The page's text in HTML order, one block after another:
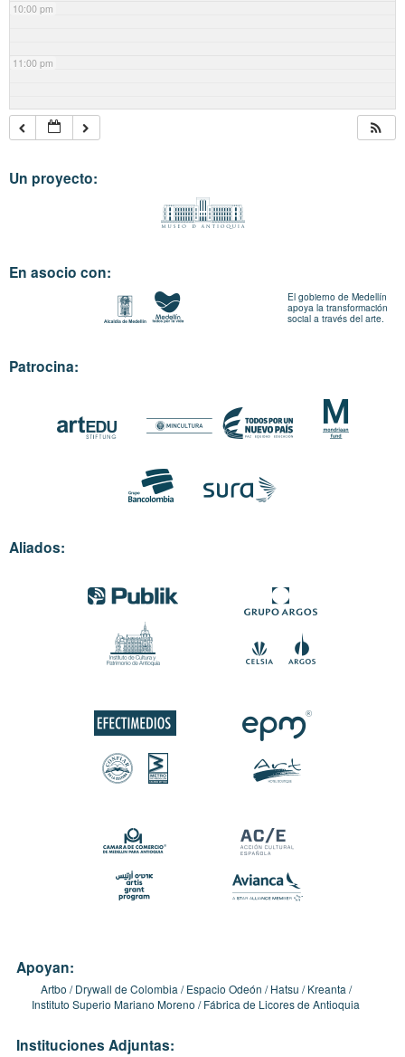
10:00 pm
11:00 pm
Un proyecto:
En asocio con:
El gobierno de Medellín
apoya la transformación
social a través del arte.
Patrocina:
Aliados:
Apoyan:
Artbo Drywall de Colombia Espacio Odeón Hatsu
Kreanta
Instituto Superio Mariano Moreno
Fábrica de Licores de Antioquia
Instituciones Adjuntas: